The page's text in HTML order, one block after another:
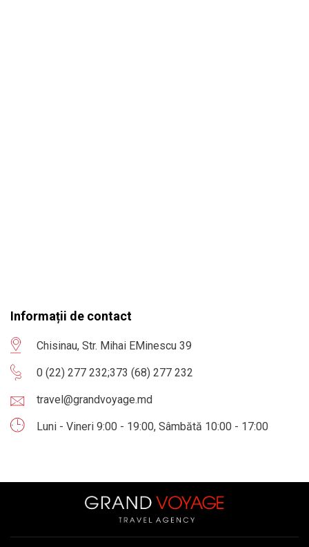
Informații de contact
Chisinau, Str. Mihai EMinescu 39
0 (22) 277 232;373 (68) 277 232
travel@grandvoyage.md
Luni - Vineri 9:00 - 19:00, Sâmbătă 10:00 - 17:00